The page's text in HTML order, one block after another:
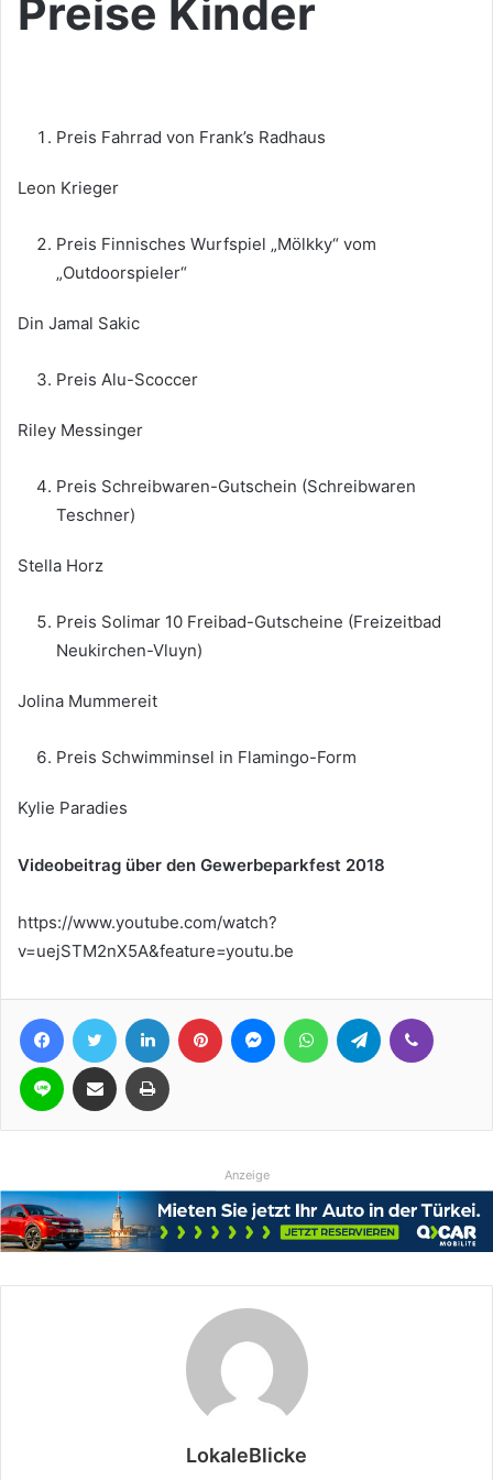
Preise Kinder
Preis Fahrrad von Frank’s Radhaus
Leon Krieger
Preis Finnisches Wurfspiel „Mölkky“ vom
„Outdoorspieler“
Din Jamal Sakic
Preis Alu-Scoccer
Riley Messinger
Preis Schreibwaren-Gutschein (Schreibwaren
Teschner)
Stella Horz
Preis Solimar 10 Freibad-Gutscheine (Freizeitbad
Neukirchen-Vluyn)
Jolina Mummereit
Preis Schwimminsel in Flamingo-Form
Kylie Paradies
Videobeitrag über den Gewerbeparkfest 2018
https://www.youtube.com/watch?
v=uejSTM2nX5A&feature=youtu.be
FacebookTwitter LinkedIn Pinterest MessengerWhatsAppTelegram
Line Teile per E-Mail Drucken
Anzeige
LokaleBlicke